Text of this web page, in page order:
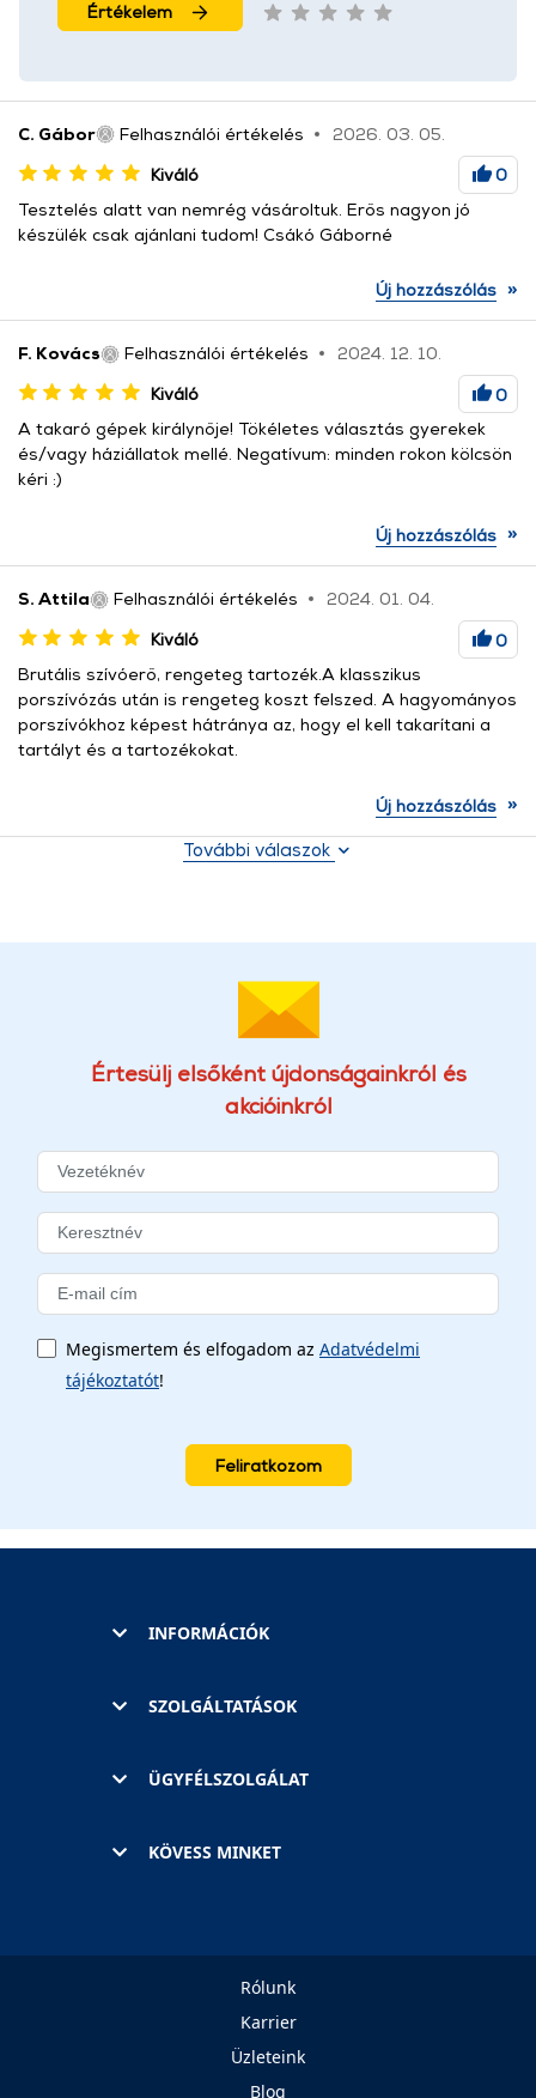
Értékelem
C. Gábor Felhasználói értékelés
2026. 03. 05.
Kiváló
0
Tesztelés alatt van nemrég vásároltuk. Erős nagyon jó
készülék csak ajánlani tudom! Csákó Gáborné
Új hozzászólás »
F. Kovács Felhasználói értékelés
2024. 12. 10.
Kiváló
0
A takaró gépek királynője! Tökéletes választás gyerekek
és/vagy háziállatok mellé. Negatívum: minden rokon kölcsön
kéri :)
Új hozzászólás »
S. Attila Felhasználói értékelés
2024. 01. 04.
Kiváló
0
Brutális szívóerő, rengeteg tartozék.A klasszikus
porszívózás után is rengeteg koszt felszed. A hagyományos
porszívókhoz képest hátránya az, hogy el kell takarítani a
tartályt és a tartozékokat.
Új hozzászólás »
További válaszok
Értesülj elsőként újdonságainkról és
akcióinkról
Megismertem és elfogadom az Adatvédelmi
tájékoztatót!
Feliratkozom
INFORMÁCIÓK
SZOLGÁLTATÁSOK
ÜGYFÉLSZOLGÁLAT
KÖVESS MINKET
Rólunk
Karrier
Üzleteink
Blog